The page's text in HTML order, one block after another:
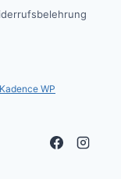
Kadence WP